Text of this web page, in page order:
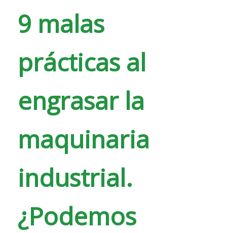
9 malas
prácticas al
engrasar la
maquinaria
industrial.
¿Podemos